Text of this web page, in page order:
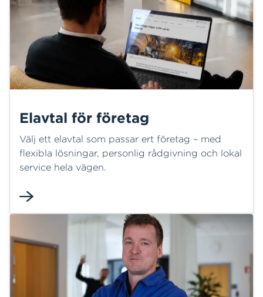
Elavtal för företag
Välj ett elavtal som passar ert företag – med
flexibla lösningar, personlig rådgivning och lokal
service hela vägen.